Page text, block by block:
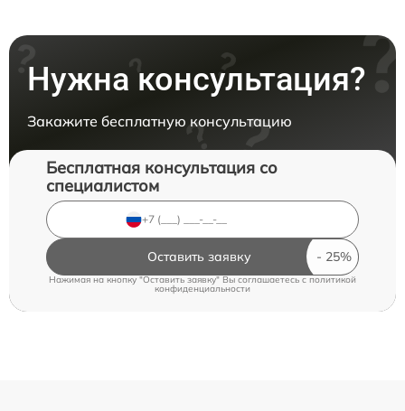
Нужна консультация?
Закажите бесплатную консультацию
Бесплатная консультация со
специалистом
Оставить заявку
Нажимая на кнопку "Оставить заявку" Вы соглашаетесь cполитикой
конфиденциальности